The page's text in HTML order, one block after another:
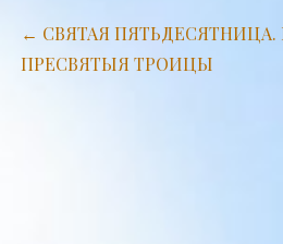
Навигация
← СВЯТАЯ ПЯТЬДЕСЯТНИЦА.
ПРЕСВЯТЫЯ ТРОИЦЫ